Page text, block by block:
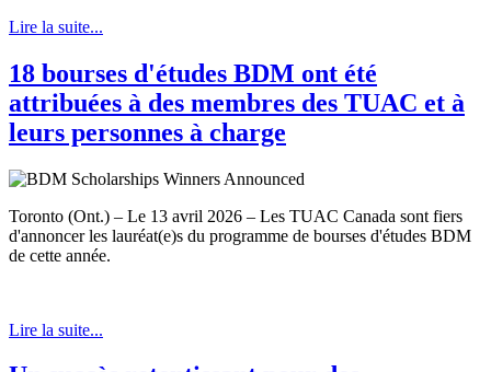
Lire la suite...
18 bourses d'études BDM ont été
attribuées à des membres des TUAC et à
leurs personnes à charge
Toronto (Ont.) – Le 13 avril 2026 – Les TUAC Canada sont fiers
d'annoncer les lauréat(e)s du programme de bourses d'études BDM
de cette année.
Lire la suite...